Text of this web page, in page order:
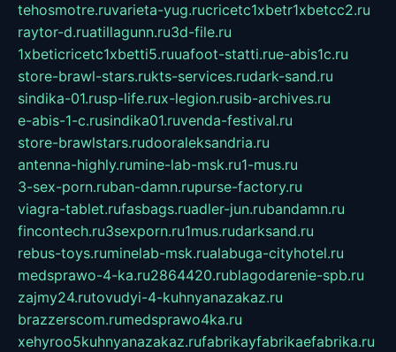
tehosmotre.ruvarieta-yug.rucricetc1xbetr1xbetcc2.ru
raytor-d.ruatillagunn.ru3d-file.ru
1xbeticricetc1xbetti5.ruuafoot-statti.rue-abis1c.ru
store-brawl-stars.rukts-services.rudark-sand.ru
sindika-01.rusp-life.rux-legion.rusib-archives.ru
e-abis-1-c.rusindika01.ruvenda-festival.ru
store-brawlstars.rudooraleksandria.ru
antenna-highly.rumine-lab-msk.ru1-mus.ru
3-sex-porn.ruban-damn.rupurse-factory.ru
viagra-tablet.rufasbags.ruadler-jun.rubandamn.ru
fincontech.ru3sexporn.ru1mus.rudarksand.ru
rebus-toys.ruminelab-msk.rualabuga-cityhotel.ru
medsprawo-4-ka.ru2864420.rublagodarenie-spb.ru
zajmy24.rutovudyi-4-kuhnyanazakaz.ru
brazzerscom.rumedsprawo4ka.ru
xehyroo5kuhnyanazakaz.rufabrikayfabrikaefabrika.ru